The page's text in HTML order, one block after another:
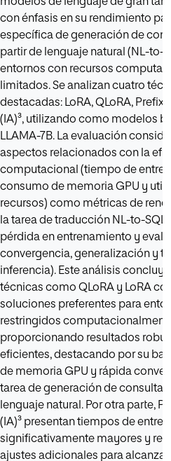
con énfasis en su rendimiento
específica de generación de
partir de lenguaje natural (NL-to-
entornos con recursos
limitados. Se analizan cuatro
destacadas: LoRA, QLoRA, Prefix
(IA)³, utilizando como modelos
LLAMA-7B. La evaluación
aspectos relacionados con la
computacional (tiempo de
consumo de memoria GPU y
recursos) como métricas de
la tarea de traducción NL-to-SQL
pérdida en entrenamiento y
convergencia, generalización y
inferencia). Este análisis
técnicas como QLoRA y LoRA
soluciones preferentes para
restringidos
proporcionando resultados
eficientes, destacando por su
de memoria GPU y rápida
tarea de generación de consultas
lenguaje natural. Por otra parte,
(IA)³ presentan tiempos de
significativamente mayores y
ajustes adicionales para alcanzar